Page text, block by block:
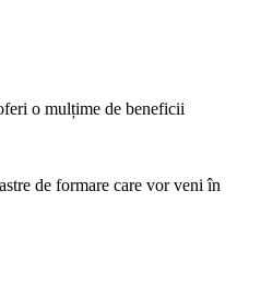
o mulțime de beneficii
de formare care vor veni în